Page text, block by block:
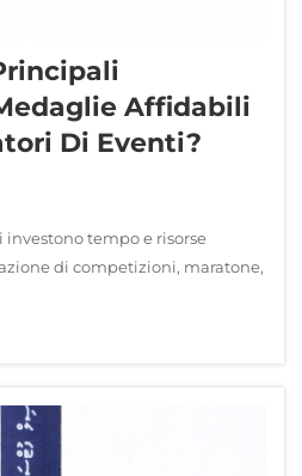
Affidabili
Di Eventi?
tempo e risorse
di competizioni, maratone,
Quando si tratta di
premi, la scelta dei
centrale per…